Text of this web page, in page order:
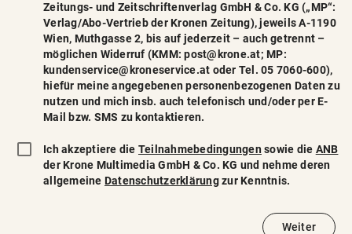
Zeitungs- und Zeitschriftenverlag GmbH & Co. KG („MP“:
Verlag/Abo-Vertrieb der Kronen Zeitung), jeweils A-1190
Wien, Muthgasse 2, bis auf jederzeit – auch getrennt –
möglichen Widerruf (KMM: post@krone.at; MP:
kundenservice@kroneservice.at oder Tel. 05 7060-600),
hiefür meine angegebenen personenbezogenen Daten zu
nutzen und mich insb. auch telefonisch und/oder per E-
Mail bzw. SMS zu kontaktieren.
(Pflichtfeld)
Ich akzeptiere die Teilnahmebedingungensowie die ANB
der Krone Multimedia GmbH & Co. KG und nehme deren
allgemeine Datenschutzerklärungzur Kenntnis.
Weiter